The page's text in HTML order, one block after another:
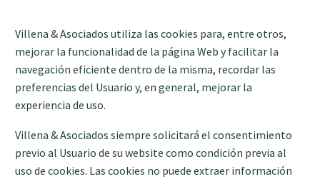
Villena & Asociados utiliza las cookies para, entre otros,
mejorar la funcionalidad de la página Web y facilitar la
navegación eficiente dentro de la misma, recordar las
preferencias del Usuario y, en general, mejorar la
experiencia de uso.
Villena & Asociados siempre solicitará el consentimiento
previo al Usuario de su website como condición previa al
uso de cookies. Las cookies no puede extraer información